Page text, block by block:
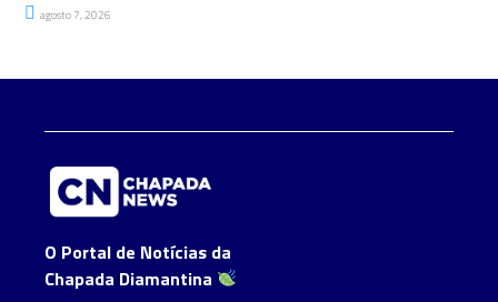
agosto 7, 2026
O Portal de Notícias da
Chapada Diamantina